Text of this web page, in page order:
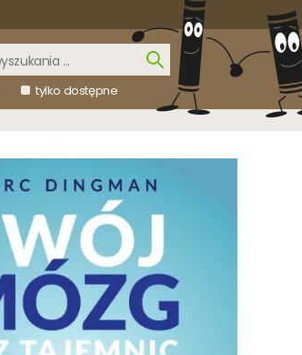
tylko dostępne